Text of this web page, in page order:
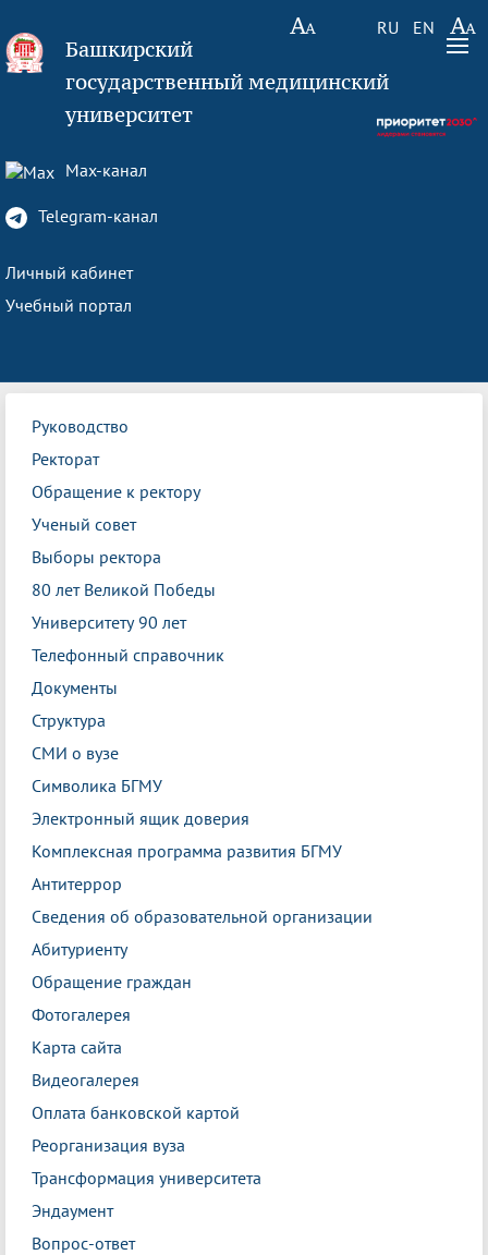
RU EN
Башкирский
государственный медицинский
университет
Max-канал
Telegram-канал
Личный кабинет
Учебный портал
Руководство
Ректорат
Обращение к ректору
Ученый совет
Выборы ректора
80 лет Великой Победы
Университету 90 лет
Телефонный справочник
Документы
Структура
СМИ о вузе
Символика БГМУ
Электронный ящик доверия
Комплексная программа развития БГМУ
Антитеррор
Сведения об образовательной организации
Абитуриенту
Обращение граждан
Фотогалерея
Карта сайта
Видеогалерея
Оплата банковской картой
Реорганизация вуза
Трансформация университета
Эндаумент
Вопрос-ответ